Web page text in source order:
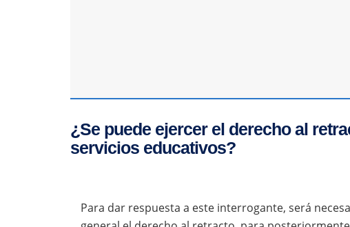
¿Se puede ejercer el derecho al
servicios educativos?
Para dar respuesta a este interrogante, será